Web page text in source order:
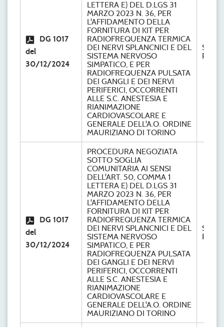
DG 1017
del
30/12/2024
LETTERA E) DEL D.LGS 31
MARZO 2023 N. 36, PER
L'AFFIDAMENTO DELLA
FORNITURA DI KIT PER
RADIOFREQUENZA TERMICA
DEI NERVI SPLANCNICI E DEL
SISTEMA NERVOSO
SIMPATICO, E PER
RADIOFREQUENZA PULSATA
DEI GANGLI E DEI NERVI
PERIFERICI, OCCORRENTI
ALLE S.C. ANESTESIA E
RIANIMAZIONE
CARDIOVASCOLARE E
GENERALE DELL'A.O. ORDINE
MAURIZIANO DI TORINO
S.C.
DG 1017
del
30/12/2024
PROCEDURA NEGOZIATA
SOTTO SOGLIA
COMUNITARIA AI SENSI
DELL'ART. 50, COMMA 1
LETTERA E) DEL D.LGS 31
MARZO 2023 N. 36, PER
L'AFFIDAMENTO DELLA
FORNITURA DI KIT PER
RADIOFREQUENZA TERMICA
DEI NERVI SPLANCNICI E DEL
SISTEMA NERVOSO
SIMPATICO, E PER
RADIOFREQUENZA PULSATA
DEI GANGLI E DEI NERVI
PERIFERICI, OCCORRENTI
ALLE S.C. ANESTESIA E
RIANIMAZIONE
CARDIOVASCOLARE E
GENERALE DELL'A.O. ORDINE
MAURIZIANO DI TORINO
S.C.